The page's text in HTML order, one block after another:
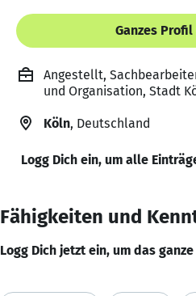
Ganzes
Angestellt,
und Organisation, Stadt
Köln, Deutschland
Logg Dich ein, um alle
Fähigkeiten und
Logg Dich jetzt ein, um das